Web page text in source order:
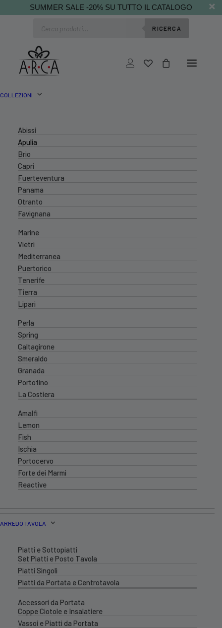
SUMMER SALE -20% SU TUTTO IL CATALOGO
RICERCA
COLLEZIONI
Abissi
Apulia
Brio
Capri
Fuerteventura
Panama
Otranto
Favignana
Marine
Vietri
Mediterranea
Puertorico
Tenerife
Tierra
Lipari
Perla
Spring
Caltagirone
Smeraldo
Granada
Portofino
La Costiera
Amalfi
Lemon
Fish
Ischia
Portocervo
Forte dei Marmi
Reactive
ARREDO TAVOLA
Piatti e Sottopiatti
Set Piatti e Posto Tavola
Piatti Singoli
Piatti da Portata e Centrotavola
Accessori da Portata
Coppe Ciotole e Insalatiere
Vassoi e Piatti da Portata